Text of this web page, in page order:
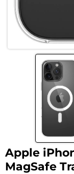
Apple
MagSafe